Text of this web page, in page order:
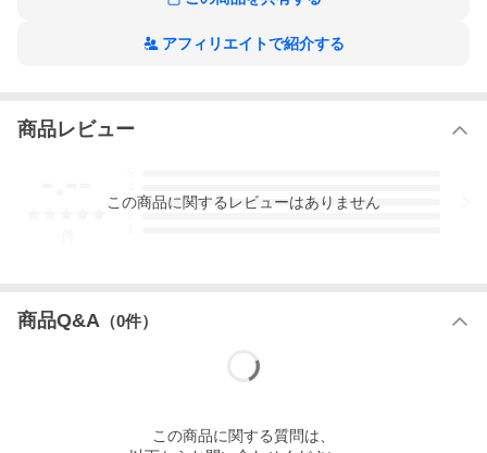
アフィリエイトで紹介する
商品レビュー
3
この商品に関するレビューはありません
商品Q&A （0件）
この商品に関する質問は、